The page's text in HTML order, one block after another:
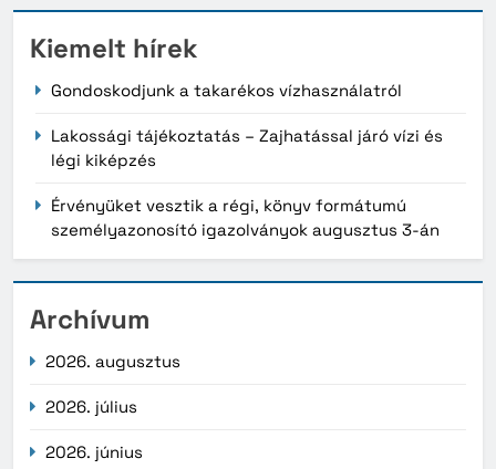
Kiemelt hírek
Gondoskodjunk a takarékos vízhasználatról
Lakossági tájékoztatás – Zajhatással járó vízi és
légi kiképzés
Érvényüket vesztik a régi, könyv formátumú
személyazonosító igazolványok augusztus 3-án
Archívum
2026. augusztus
2026. július
2026. június